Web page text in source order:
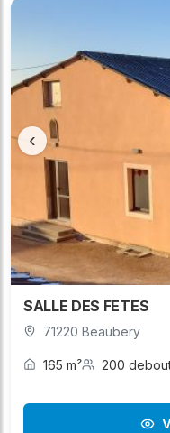
‹
SALLE DES FETES
71220 Beaubery
165 m² 200